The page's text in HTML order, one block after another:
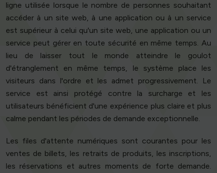
ligne utilisée lorsque le nombre de personnes souhaitant
accéder à un site web, à une application ou à un service
est supérieur à celui qu'un site web, une application ou un
service peut gérer en toute sécurité en même temps. Au
lieu de laisser tout le monde atteindre le goulot
d'étranglement en même temps, le système place les
visiteurs dans l'ordre et les admet progressivement. Le
service est ainsi protégé contre la surcharge et les
utilisateurs bénéficient d'une expérience plus claire et plus
calme pendant les périodes de demande exceptionnelle.
Les files d'attente numériques sont courantes pour les
ventes de billets, les retraits de produits, les inscriptions,
les réservations et autres moments de forte demande.